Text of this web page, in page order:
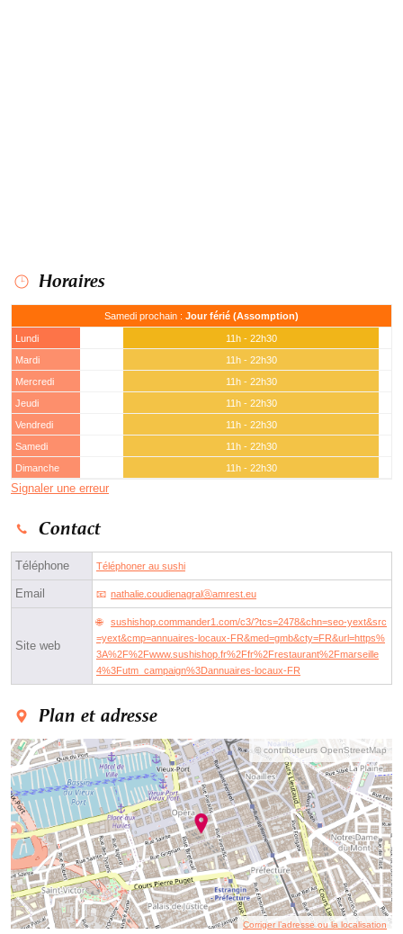
Horaires
Samedi prochain : Jour férié (Assomption)
Lundi
11h - 22h30
Mardi
11h - 22h30
Mercredi
11h - 22h30
Jeudi
11h - 22h30
Vendredi
11h - 22h30
Samedi
11h - 22h30
Dimanche
11h - 22h30
Signaler une erreur
Contact
Téléphone Téléphoner au sushi
Email nathalie.coudienagralⓐamrest.eu
Site web
sushishop.commander1.com/c3/?tcs=2478&chn=seo-yext&src
=yext&cmp=annuaires-locaux-FR&med=gmb&cty=FR&url=https%
3A%2F%2Fwww.sushishop.fr%2Ffr%2Frestaurant%2Fmarseille
4%3Futm_campaign%3Dannuaires-locaux-FR
Plan et adresse
© contributeurs OpenStreetMap
Corriger l’adresse ou la localisation